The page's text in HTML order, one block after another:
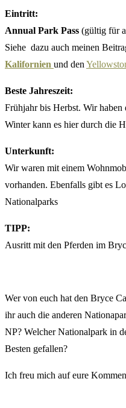
Eintritt:
Annual Park Pass (gültig für
Siehe dazu auch meinen
Kalifornien und den
Beste Jahreszeit:
Frühjahr bis Herbst. Wir
Winter kann es hier durch die
Unterkunft:
Wir waren mit einem
vorhanden. Ebenfalls gibt es
Nationalparks
TIPP:
Ausritt mit den Pferden im
Wer von euch hat den Bryce
ihr auch die anderen
NP? Welcher Nationalpark in
Besten gefallen?
Ich freu mich auf eure